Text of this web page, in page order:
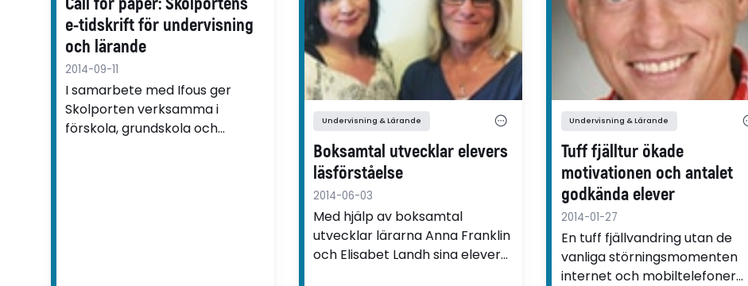
e-tidskrift för undervisning
och lärande
2014-09-11
I samarbete med Ifous ger
Skolporten verksamma i
förskola, grundskola och
Undervisning & Lärande
Boksamtal utvecklar elevers
läsförståelse
2014-06-03
Med hjälp av boksamtal
utvecklar lärarna Anna Franklin
och Elisabet Landh sina elevers
Undervisning & Lärande
Tuff fjälltur ökade
motivationen och antalet
godkända elever
2014-01-27
En tuff fjällvandring utan de
vanliga störningsmomenten
internet och mobiltelefoner